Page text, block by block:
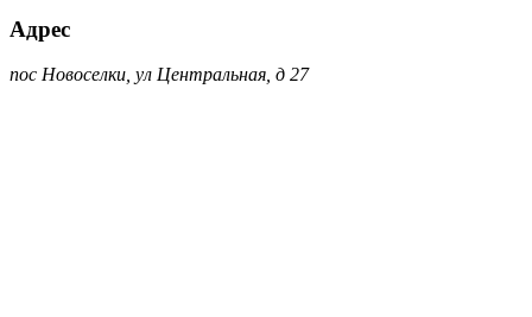
Адрес
пос Новоселки, ул Центральная, д 27